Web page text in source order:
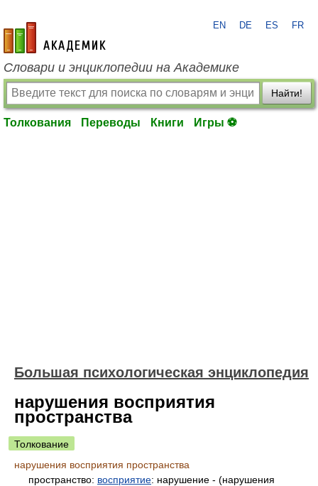
academic.ru
EN DE ES FR
Словари и энциклопедии на Академике
Найти!
Толкования Переводы Книги Игры ⚽
Большая психологическая энциклопедия
нарушения восприятия
пространства
Толкование
нарушения восприятия пространства
пространство: восприятие: нарушение - (нарушения